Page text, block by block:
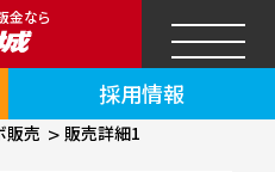
金なら
採用情報
販売 販売詳細1